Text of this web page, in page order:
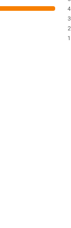
4
3
2
1